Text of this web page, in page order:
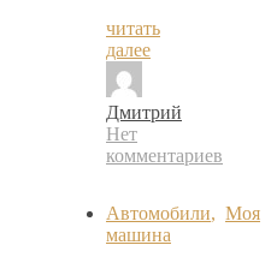
читать
далее
Дмитрий
Нет
комментариев
Автомобили, Моя
машина